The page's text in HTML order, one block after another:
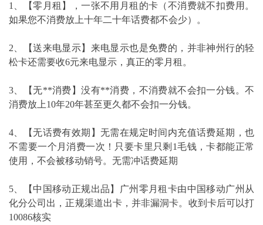
1、【零月租】，一张不用月租的卡（不消费就不扣费用。
如果您不消费放上十年二十年话费都不会少）。
2、【送来电显示】来电显示也是免费的，并非神州行的轻
松卡还需要收6元来电显示，真正的零月租。
3、【无**消费】没有**消费，不消费就不会扣一分钱。不
消费放上10年20年甚至更久都不会扣一分钱。
4、【无话费有效期】无需在规定时间内充值话费延期，也
不需要一个月消费一次！只要卡里只剩1毛钱，卡都能正常
使用，不会被移动销号。无需冲话费延期
5、【中国移动正规出品】广州零月租卡由中国移动广州从
化分公司出，正规渠道出卡，并非漏洞卡。收到卡后可以打
10086核实